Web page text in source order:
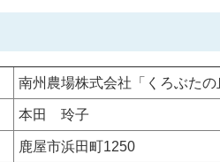
南州農場株式会社「くろぶたの
本田 玲子
鹿屋市浜田町1250